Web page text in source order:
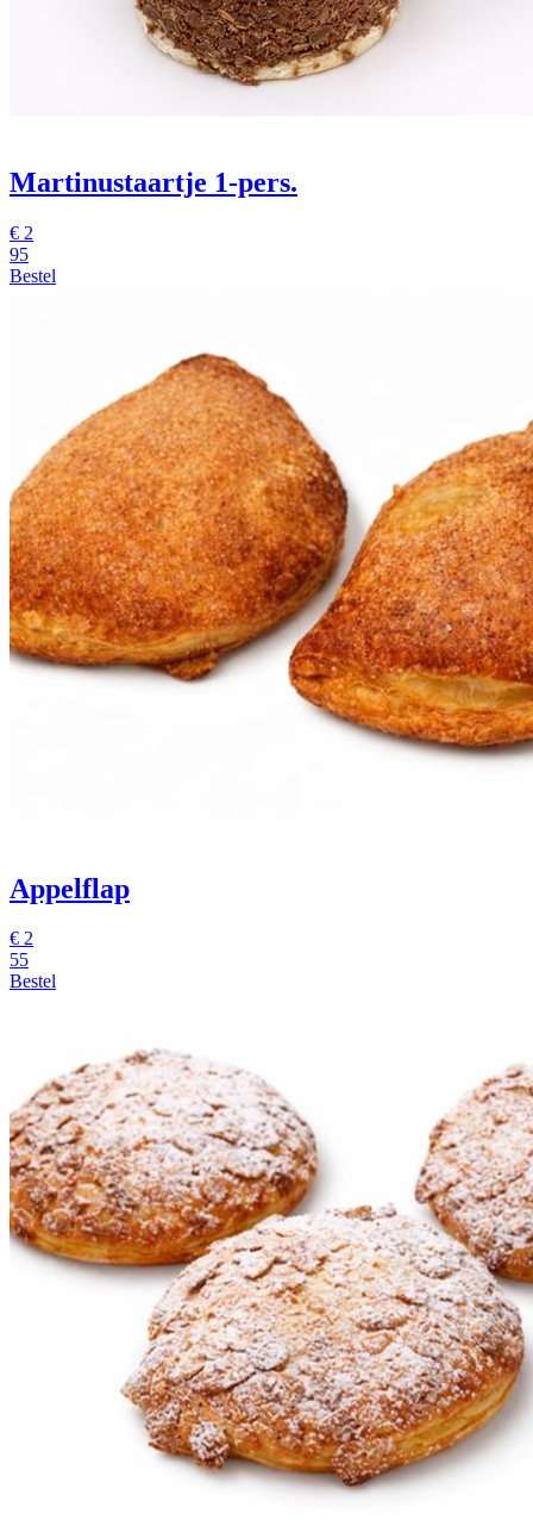
Martinustaartje 1-pers.
€ 2
95
Bestel
Appelflap
€ 2
55
Bestel